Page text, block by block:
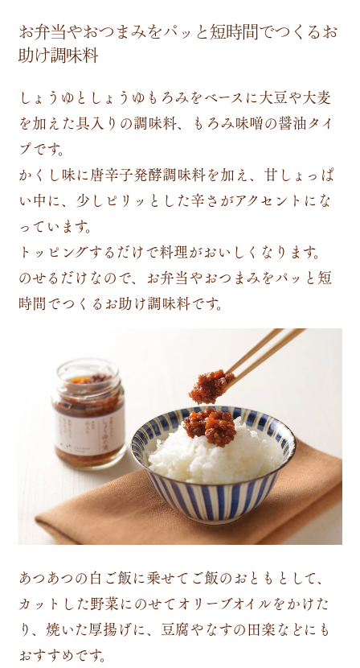
お弁当やおつまみをパッと短時間でつくるお
助け調味料
しょうゆとしょうゆもろみをベースに大豆や大麦
を加えた具入りの調味料、もろみ味噌の醤油タイ
プです。
かくし味に唐辛子発酵調味料を加え、甘しょっぱ
い中に、少しピリッとした辛さがアクセントにな
っています。
トッピングするだけで料理がおいしくなります。
のせるだけなので、お弁当やおつまみをパッと短
時間でつくるお助け調味料です。
あつあつの白ご飯に乗せてご飯のおともとして、
カットした野菜にのせてオリーブオイルをかけた
り、焼いた厚揚げに、豆腐やなすの田楽などにも
おすすめです。